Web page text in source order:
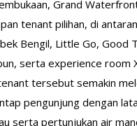
Grand
tenant pilihan, di
Bengil, Little Go, Good
serta experience room
tersebut semakin
pengunjung dengan
serta pertunjukan air